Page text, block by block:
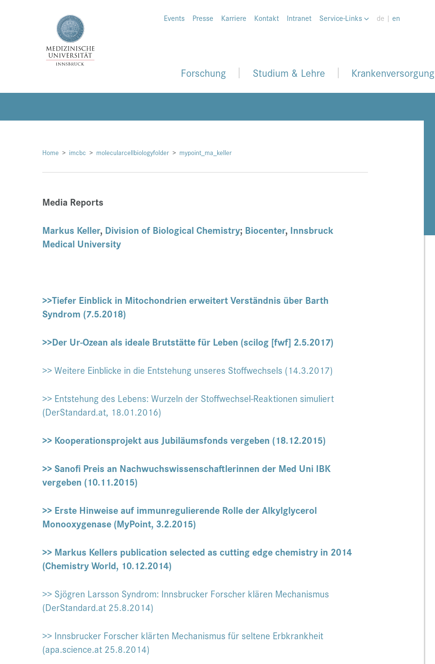
Events Presse Karriere Kontakt Intranet Service-Links de | en
Forschung Studium & Lehre Krankenversorgung
Home imcbc molecularcellbiologyfolder mypoint_ma_keller
Media Reports
Markus Keller, Division of Biological Chemistry; Biocenter, Innsbruck
Medical University
>>Tiefer Einblick in Mitochondrien erweitert Verständnis über Barth
Syndrom (7.5.2018)
>>Der Ur-Ozean als ideale Brutstätte für Leben (scilog [fwf] 2.5.2017)
>> Weitere Einblicke in die Entstehung unseres Stoffwechsels (14.3.2017)
>> Entstehung des Lebens: Wurzeln der Stoffwechsel-Reaktionen simuliert
(DerStandard.at, 18.01.2016)
>> Kooperationsprojekt aus Jubiläumsfonds vergeben (18.12.2015)
>> Sanofi Preis an Nachwuchswissenschaftlerinnen der Med Uni IBK
vergeben (10.11.2015)
>> Erste Hinweise auf immunregulierende Rolle der Alkylglycerol
Monooxygenase (MyPoint, 3.2.2015)
>> Markus Kellers publication selected as cutting edge chemistry in 2014
(Chemistry World, 10.12.2014)
>> Sjögren Larsson Syndrom: Innsbrucker Forscher klären Mechanismus
(DerStandard.at 25.8.2014)
>> Innsbrucker Forscher klärten Mechanismus für seltene Erbkrankheit
(apa.science.at 25.8.2014)